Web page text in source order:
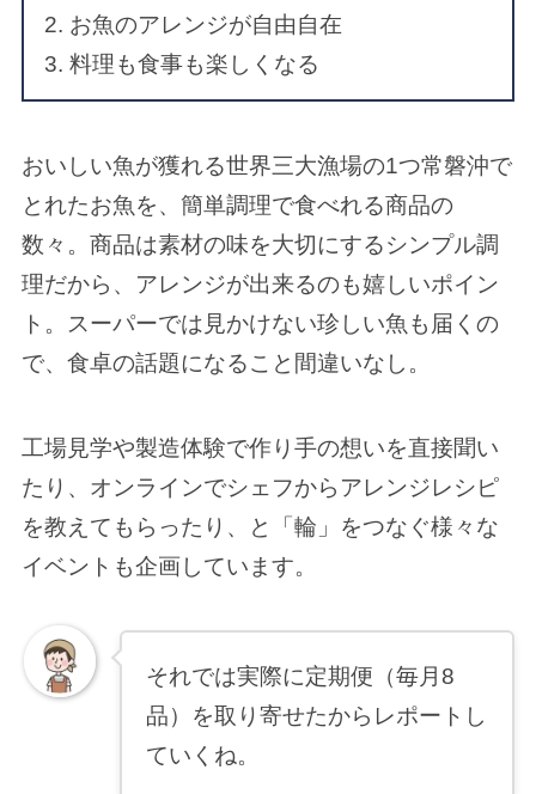
お魚のアレンジが自由自在
料理も食事も楽しくなる
おいしい魚が獲れる世界三大漁場の1つ常磐沖で
とれたお魚を、簡単調理で食べれる商品の
数々。商品は素材の味を大切にするシンプル調
理だから、アレンジが出来るのも嬉しいポイン
ト。スーパーでは見かけない珍しい魚も届くの
で、食卓の話題になること間違いなし。
工場見学や製造体験で作り手の想いを直接聞い
たり、オンラインでシェフからアレンジレシピ
を教えてもらったり、と「輪」をつなぐ様々な
イベントも企画しています。
それでは実際に定期便（毎月8
品）を取り寄せたからレポートし
ていくね。